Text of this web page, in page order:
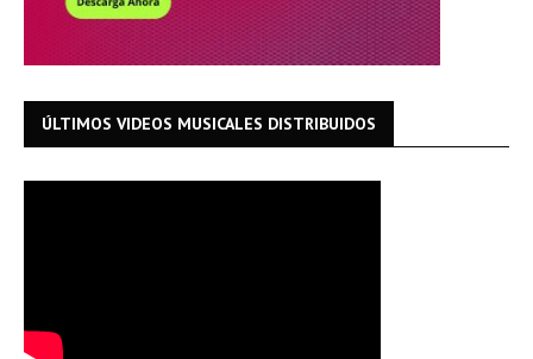
ÚLTIMOS VIDEOS MUSICALES DISTRIBUIDOS